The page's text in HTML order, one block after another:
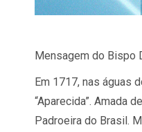
Mensagem do Bispo
Em 1717, nas águas
“Aparecida”. Amada
Padroeira do Brasil.